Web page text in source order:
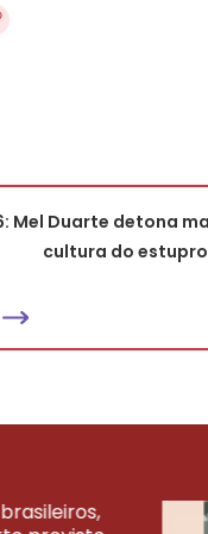
Mel Duarte detona
cultura do